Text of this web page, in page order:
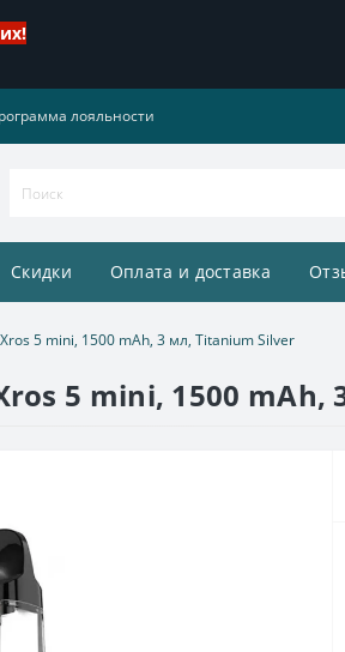
лояльности
Скидки Оплата и доставка
5 mini, 1500 mAh, 3 мл, Titanium Silver
5 mini, 1500